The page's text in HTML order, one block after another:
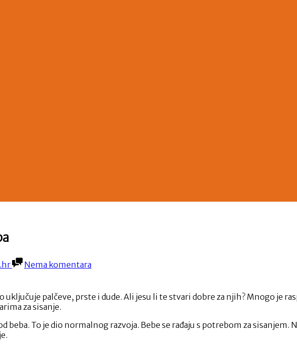
Nema komentara
Za
sisanja
kod
beba
uključuje palčeve, prste i dude. Ali jesu li te stvari dobre za njih? Mnogo je
za sisanje.
beba. To je dio normalnog razvoja. Bebe se rađaju s potrebom za sisanjem.